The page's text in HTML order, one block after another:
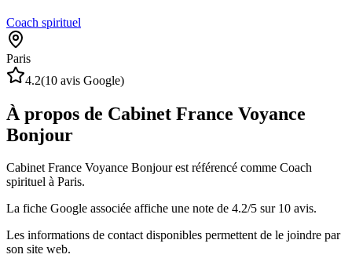
Coach spirituel
Paris
4.2(10 avis Google)
À propos de Cabinet France Voyance
Bonjour
Cabinet France Voyance Bonjour est référencé comme Coach
spirituel à Paris.
La fiche Google associée affiche une note de 4.2/5 sur 10 avis.
Les informations de contact disponibles permettent de le joindre par
son site web.